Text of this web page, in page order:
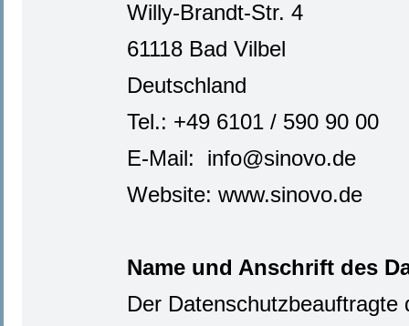
Willy-Brandt-Str. 4
61118 Bad Vilbel
Deutschland
Tel.: +49 6101 / 590 90 00
E-Mail: info@sinovo.de
Website: www.sinovo.de
Name und Anschrift des
Der Datenschutzbeauftragte